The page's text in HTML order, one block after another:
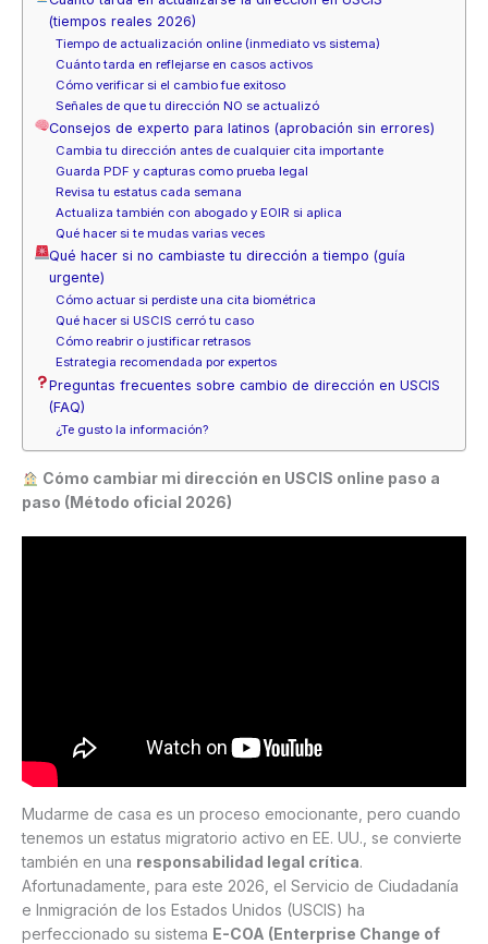
(tiempos reales 2026)
Tiempo de actualización online (inmediato vs sistema)
Cuánto tarda en reflejarse en casos activos
Cómo verificar si el cambio fue exitoso
Señales de que tu dirección NO se actualizó
Consejos de experto para latinos (aprobación sin errores)
Cambia tu dirección antes de cualquier cita importante
Guarda PDF y capturas como prueba legal
Revisa tu estatus cada semana
Actualiza también con abogado y EOIR si aplica
Qué hacer si te mudas varias veces
Qué hacer si no cambiaste tu dirección a tiempo (guía
urgente)
Cómo actuar si perdiste una cita biométrica
Qué hacer si USCIS cerró tu caso
Cómo reabrir o justificar retrasos
Estrategia recomendada por expertos
Preguntas frecuentes sobre cambio de dirección en USCIS
(FAQ)
¿Te gusto la información?
Cómo cambiar mi dirección en USCIS online paso a
paso (Método oficial 2026)
Mudarme de casa es un proceso emocionante, pero cuando
tenemos un estatus migratorio activo en EE. UU., se convierte
también en una responsabilidad legal crítica.
Afortunadamente, para este 2026, el Servicio de Ciudadanía
e Inmigración de los Estados Unidos (USCIS) ha
perfeccionado su sistema E-COA (Enterprise Change of